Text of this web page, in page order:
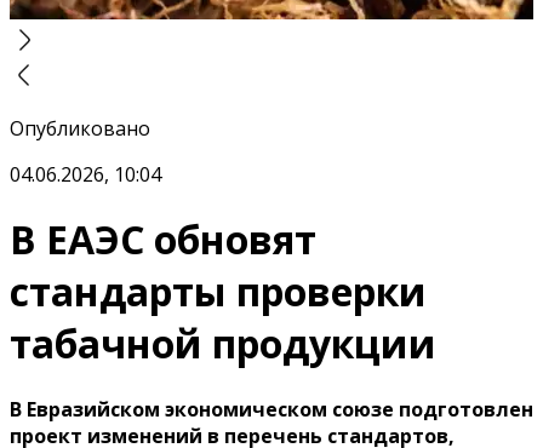
Опубликовано
04.06.2026, 10:04
В ЕАЭС обновят
стандарты проверки
табачной продукции
В Евразийском экономическом союзе подготовлен
проект изменений в перечень стандартов,